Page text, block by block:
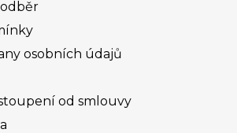
osobních údajů
od smlouvy